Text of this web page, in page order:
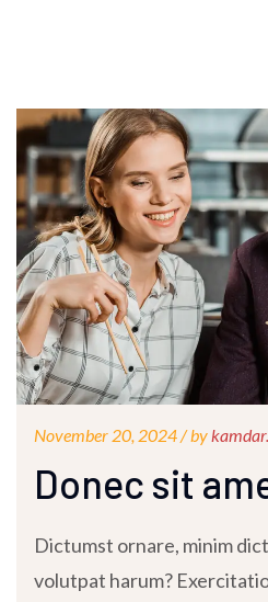
November 20, 2024 /by
Donec sit
Dictumst ornare, minim
volutpat harum?